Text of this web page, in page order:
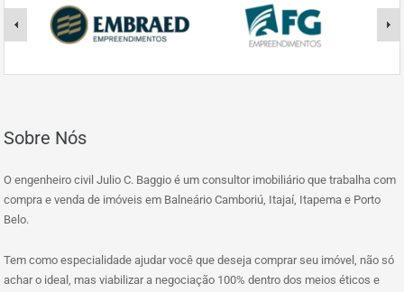
Sobre Nós
O engenheiro civil Julio C. Baggio é um consultor imobiliário que trabalha com
compra e venda de imóveis em Balneário Camboriú, Itajaí, Itapema e Porto
Belo.
Tem como especialidade ajudar você que deseja comprar seu imóvel, não só
achar o ideal, mas viabilizar a negociação 100% dentro dos meios éticos e